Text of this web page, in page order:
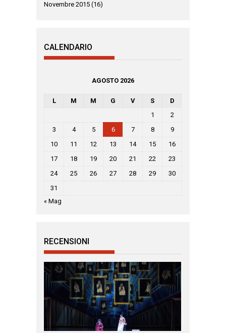
Novembre 2015 (16)
CALENDARIO
AGOSTO 2026
L M M G V S
D
1
2
3
4 5 6 7 8
9
10
11 12 13 14 15
16
17
18 19 20 21 22
23
24
25 26 27 28 29
30
31
« Mag
RECENSIONI